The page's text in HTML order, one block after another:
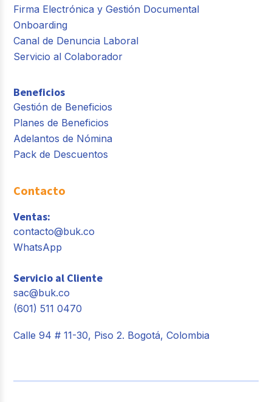
Firma Electrónica y Gestión Documental
Onboarding
Canal de Denuncia Laboral
Servicio al Colaborador
Beneficios
Gestión de Beneficios
Planes de Beneficios
Adelantos de Nómina
Pack de Descuentos
Contacto
Ventas:
contacto@buk.co
WhatsApp
Servicio al Cliente
sac@buk.co
(601) 511 0470
Calle 94 # 11-30, Piso 2. Bogotá, Colombia